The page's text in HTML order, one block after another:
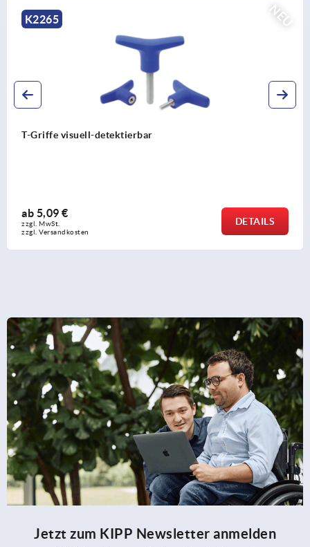
NEU
T-Griffe antibakteriell
Jetzt zum KIPP Newsletter anmelden